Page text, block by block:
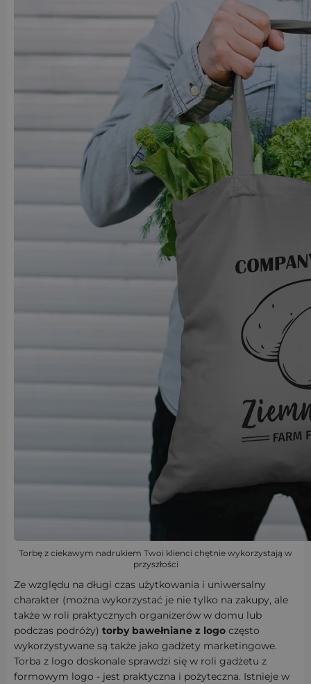
Torbę z ciekawym nadrukiem Twoi klienci chętnie wykorzystają w
przyszłości
Ze względu na długi czas użytkowania i uniwersalny
charakter (można wykorzystać je nie tylko na zakupy, ale
także w roli praktycznych organizerów w domu lub
podczas podróży) torby bawełniane z logo często
wykorzystywane są także jako gadżety marketingowe.
Torba z logo doskonale sprawdzi się w roli gadżetu z
formowym logo - jest praktyczna i pożyteczna. Istnieje w